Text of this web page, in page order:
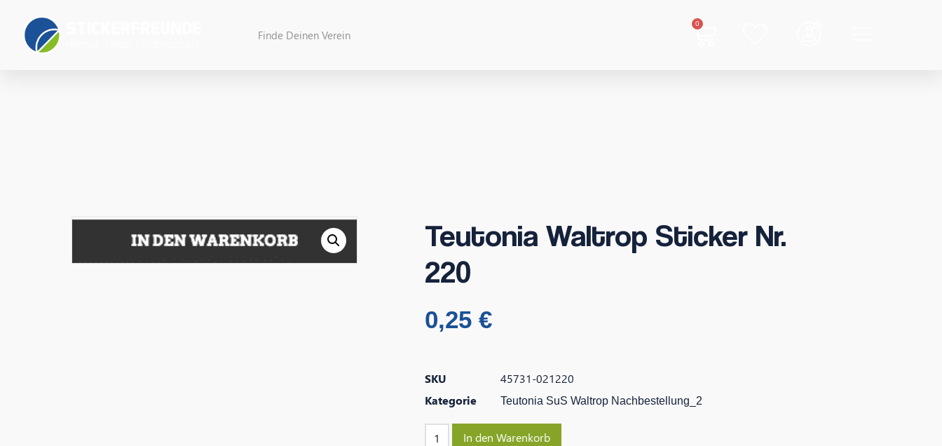
0
Teutonia Waltrop Sticker Nr.
220
0,25 €
SKU
45731-021220
Kategorie
Teutonia SuS Waltrop Nachbestellung_2
In den Warenkorb